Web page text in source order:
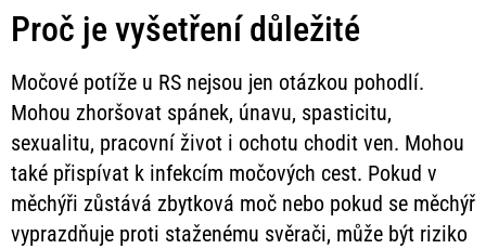
Proč je vyšetření důležité
Močové potíže u RS nejsou jen otázkou pohodlí.
Mohou zhoršovat spánek, únavu, spasticitu,
sexualitu, pracovní život i ochotu chodit ven. Mohou
také přispívat k infekcím močových cest. Pokud v
měchýři zůstává zbytková moč nebo pokud se měchýř
vyprazdňuje proti staženému svěrači, může být riziko